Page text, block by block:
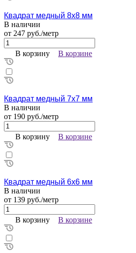
Квадрат медный 8х8 мм
В наличии
от 247 руб./метр
В корзину В корзине
Квадрат медный 7х7 мм
В наличии
от 190 руб./метр
В корзину В корзине
Квадрат медный 6х6 мм
В наличии
от 139 руб./метр
В корзину В корзине